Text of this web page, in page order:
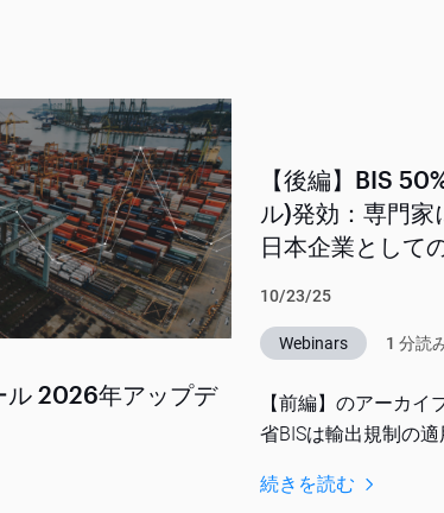
ル 2026年アップデ
【後編】BIS
ル)発効：専門家
日本企業として
10/23/25
Webinars 1 分読
【前編】のアーカ
省BISは輸出規制の
続きを読む